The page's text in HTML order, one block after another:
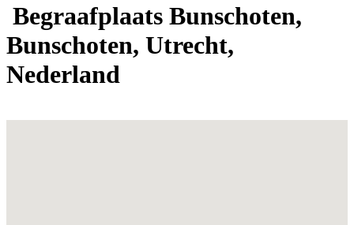
Begraafplaats Bunschoten,
Bunschoten, Utrecht,
Nederland